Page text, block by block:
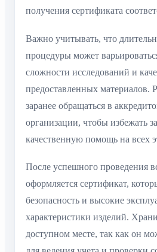
получения сертификата
Важно учитывать, что
процедуры может
сложности исследований и
предоставленных материалов.
заранее обращаться в
организации, чтобы избежать
качественную помощь на всех
После успешного проведения
оформляется сертификат,
безопасность и высокие
характеристики изделий.
доступном месте, так как он